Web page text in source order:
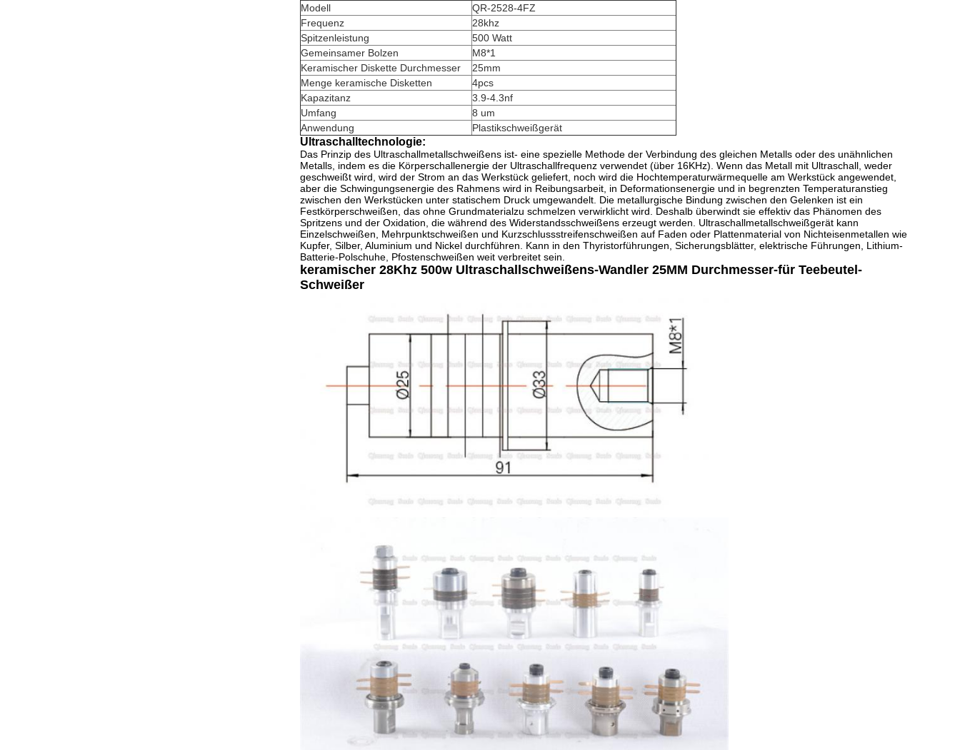
Modell
QR-2528-4FZ
Frequenz
28khz
Spitzenleistung
500 Watt
Gemeinsamer Bolzen
M8*1
Keramischer Diskette Durchmesser
25mm
Menge keramische Disketten
4pcs
Kapazitanz
3.9-4.3nf
Umfang
8 um
Anwendung
Plastikschweißgerät
Ultraschalltechnologie:
Das Prinzip des Ultraschallmetallschweißens ist- eine spezielle Methode der Verbindung des gleichen Metalls oder des unähnlichen
Metalls, indem es die Körperschallenergie der Ultraschallfrequenz verwendet (über 16KHz). Wenn das Metall mit Ultraschall, weder
geschweißt wird, wird der Strom an das Werkstück geliefert, noch wird die Hochtemperaturwärmequelle am Werkstück angewendet,
aber die Schwingungsenergie des Rahmens wird in Reibungsarbeit, in Deformationsenergie und in begrenzten Temperaturanstieg
zwischen den Werkstücken unter statischem Druck umgewandelt. Die metallurgische Bindung zwischen den Gelenken ist ein
Festkörperschweißen, das ohne Grundmaterialzu schmelzen verwirklicht wird. Deshalb überwindt sie effektiv das Phänomen des
Spritzens und der Oxidation, die während des Widerstandsschweißens erzeugt werden. Ultraschallmetallschweißgerät kann
Einzelschweißen, Mehrpunktschweißen und Kurzschlussstreifenschweißen auf Faden oder Plattenmaterial von Nichteisenmetallen wie
Kupfer, Silber, Aluminium und Nickel durchführen. Kann in den Thyristorführungen, Sicherungsblätter, elektrische Führungen, Lithium-
Batterie-Polschuhe, Pfostenschweißen weit verbreitet sein.
keramischer 28Khz 500w Ultraschallschweißens-Wandler 25MM Durchmesser-für Teebeutel-
Schweißer